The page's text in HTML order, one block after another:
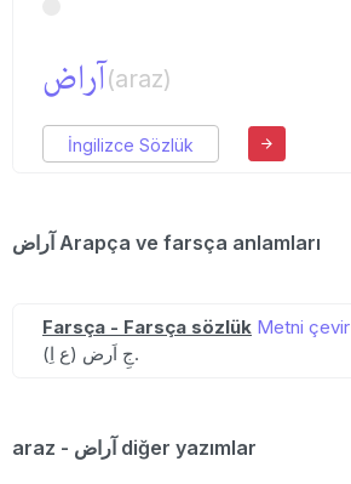
آراض(araz)
İngilizce Sözlük
آراض Arapça ve farsça anlamları
Farsça - Farsça sözlük Metni çevir
(ع اِ) جِ اَرض.
araz - آراض diğer yazımlar